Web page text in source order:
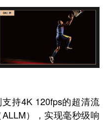
持4K 120fps的超清流
），实现毫秒级响